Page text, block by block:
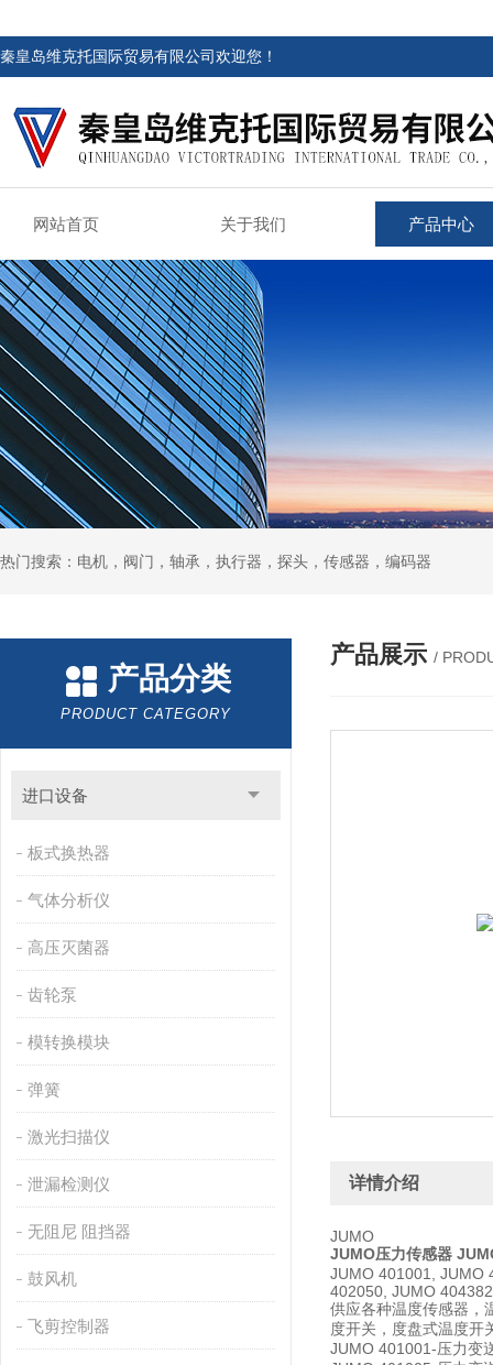
秦皇岛维克托国际贸易有限公司欢迎您！
网站首页 关于我们 产品中心
热门搜索：电机，阀门，轴承，执行器，探头，传感器，编码器
产品分类
PRODUCT CATEGORY
进口设备
板式换热器
气体分析仪
高压灭菌器
齿轮泵
模转换模块
弹簧
激光扫描仪
泄漏检测仪
无阻尼 阻挡器
鼓风机
飞剪控制器
产品展示 /
详情介绍
JUMO
JUMO压力传感器
JUMO 401001, JUMO
402050, JUMO
供应各种温度传感器，
度开关，度盘式温度开
JUMO 401001-压力变